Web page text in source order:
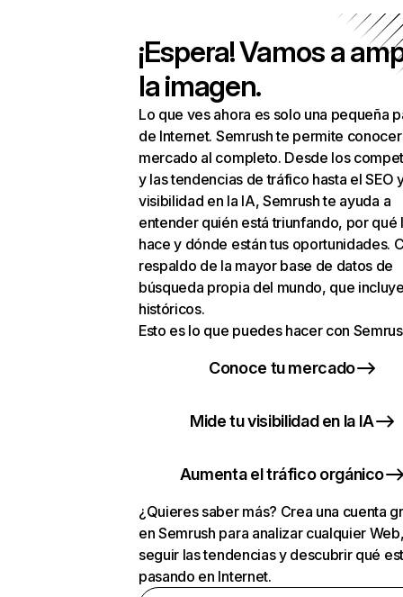
¡Espera! Vamos a
la imagen.
Lo que ves ahora es solo una pequeña
de Internet. Semrush te permite
mercado al completo. Desde los
y las tendencias de tráfico hasta el SEO
visibilidad en la IA, Semrush te ayuda a
entender quién está triunfando, por qué
hace y dónde están tus oportunidades.
respaldo de la mayor base de datos de
búsqueda propia del mundo, que
históricos.
Esto es lo que puedes hacer con
Conoce tu mercado
Mide tu visibilidad en la IA
Aumenta el tráfico orgánico
¿Quieres saber más? Crea una cuenta
en Semrush para analizar cualquier
seguir las tendencias y descubrir qué
pasando en Internet.